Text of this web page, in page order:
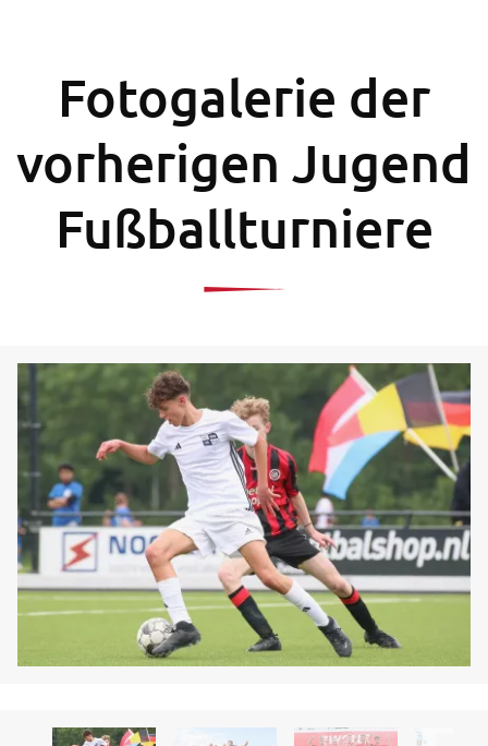
Fotogalerie der
vorherigen Jugend
Fußballturniere